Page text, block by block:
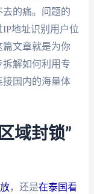
的痛。问题的
地址识别用户位
文章就是为你
解如何利用专
国内的海量体
域封锁”
，还是在泰国看